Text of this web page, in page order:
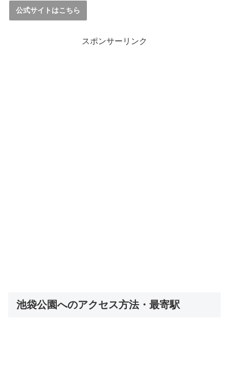
公式サイトはこちら
スポンサーリンク
池袋公園へのアクセス方法・最寄駅